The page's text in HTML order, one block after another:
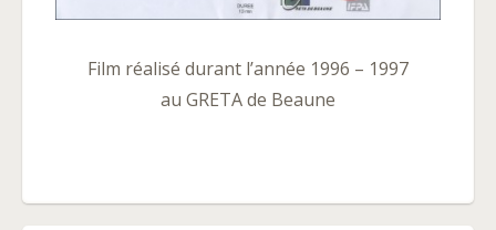
Film réalisé durant l’année 1996 – 1997
au GRETA de Beaune